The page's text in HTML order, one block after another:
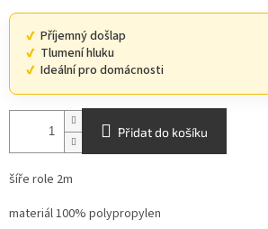
Příjemný došlap
Tlumení hluku
Ideální pro domácnosti
Přidat do košíku
šíře role 2m
materiál 100% polypropylen